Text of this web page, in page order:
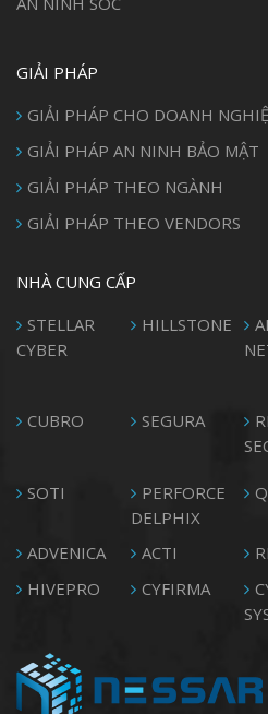
GIẢI PHÁP
GIẢI PHÁP CHO DOANH
GIẢI PHÁP AN NINH BẢO MẬT
GIẢI PHÁP THEO NGÀNH
GIẢI PHÁP THEO VENDORS
NHÀ CUNG CẤP
STELLAR
CYBER
HILLSTONE
CUBRO
SEGURA
SOTI
PERFORCE
DELPHIX
ADVENICA
ACTI
HIVEPRO
CYFIRMA